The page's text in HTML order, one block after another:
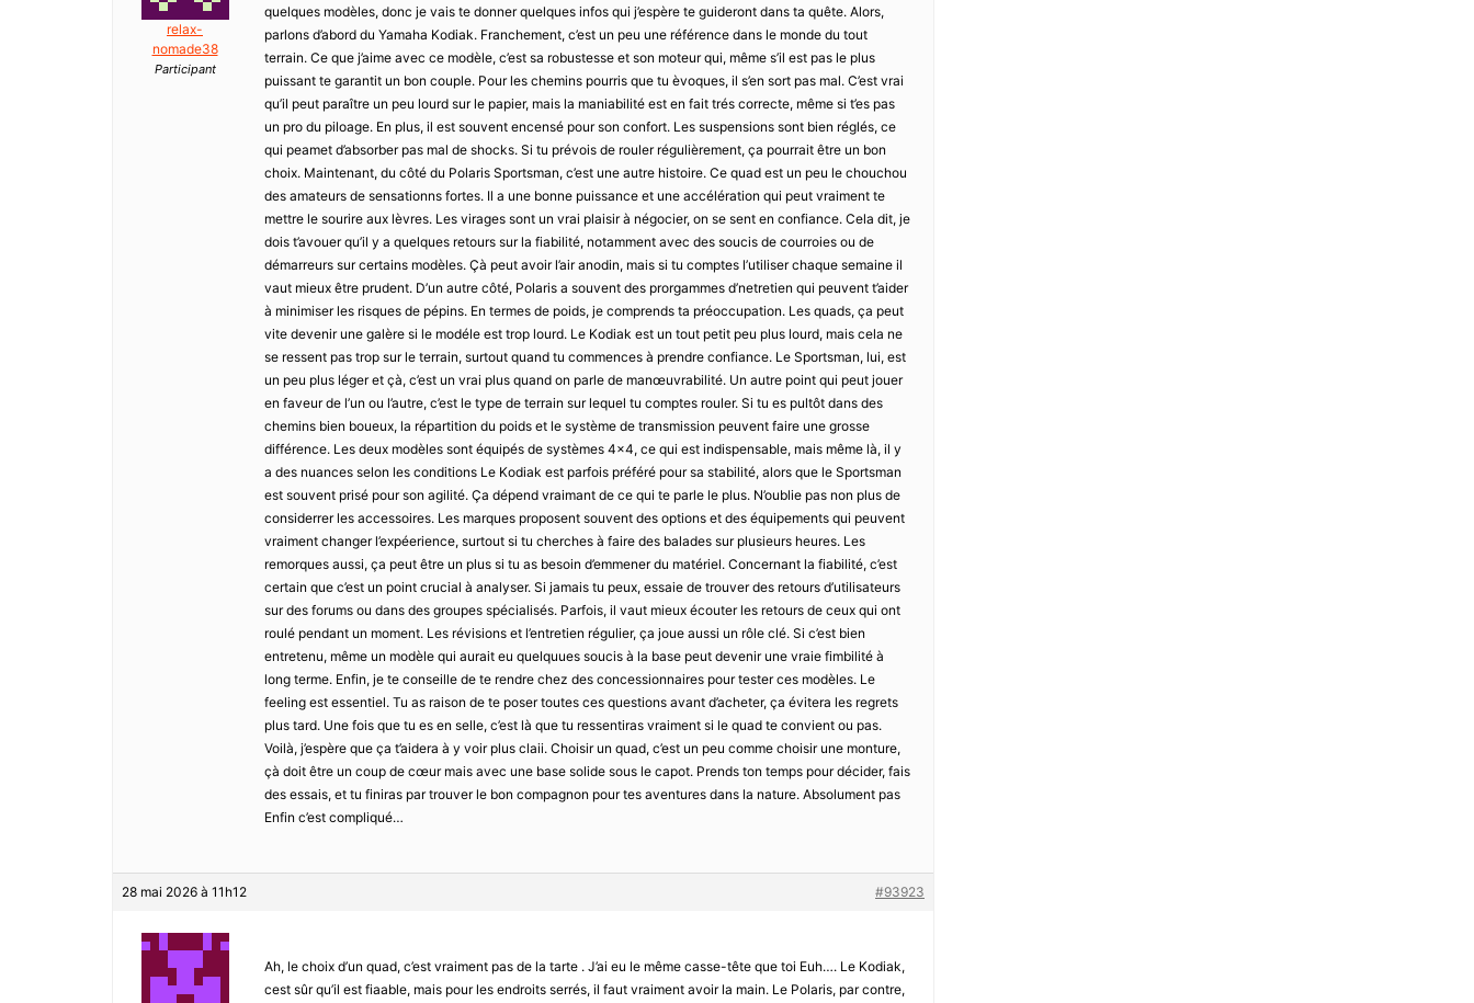
relax-
nomade38
Participant
quelques modèles, donc je vais te donner quelques infos qui j’espère te guideront dans ta quête. Alors,
parlons d’abord du Yamaha Kodiak. Franchement, c’est un peu une référence dans le monde du tout
terrain. Ce que j’aime avec ce modèle, c’est sa robustesse et son moteur qui, même s’il est pas le plus
puissant te garantit un bon couple. Pour les chemins pourris que tu èvoques, il s’en sort pas mal. C’est vrai
qu’il peut paraître un peu lourd sur le papier, mais la maniabilité est en fait trés correcte, même si t’es pas
un pro du piloage. En plus, il est souvent encensé pour son confort. Les suspensions sont bien réglés, ce
qui peamet d’absorber pas mal de shocks. Si tu prévois de rouler régulièrement, ça pourrait être un bon
choix. Maintenant, du côté du Polaris Sportsman, c’est une autre histoire. Ce quad est un peu le chouchou
des amateurs de sensationns fortes. Il a une bonne puissance et une accélération qui peut vraiment te
mettre le sourire aux lèvres. Les virages sont un vrai plaisir à négocier, on se sent en confiance. Cela dit, je
dois t’avouer qu’il y a quelques retours sur la fiabilité, notamment avec des soucis de courroies ou de
démarreurs sur certains modèles. Çà peut avoir l’air anodin, mais si tu comptes l’utiliser chaque semaine il
vaut mieux être prudent. D’un autre côté, Polaris a souvent des prorgammes d’netretien qui peuvent t’aider
à minimiser les risques de pépins. En termes de poids, je comprends ta préoccupation. Les quads, ça peut
vite devenir une galère si le modéle est trop lourd. Le Kodiak est un tout petit peu plus lourd, mais cela ne
se ressent pas trop sur le terrain, surtout quand tu commences à prendre confiance. Le Sportsman, lui, est
un peu plus léger et çà, c’est un vrai plus quand on parle de manœuvrabilité. Un autre point qui peut jouer
en faveur de l’un ou l’autre, c’est le type de terrain sur lequel tu comptes rouler. Si tu es pultôt dans des
chemins bien boueux, la répartition du poids et le système de transmission peuvent faire une grosse
différence. Les deux modèles sont équipés de systèmes 4×4, ce qui est indispensable, mais même là, il y
a des nuances selon les conditions Le Kodiak est parfois préféré pour sa stabilité, alors que le Sportsman
est souvent prisé pour son agilité. Ça dépend vraimant de ce qui te parle le plus. N’oublie pas non plus de
considerrer les accessoires. Les marques proposent souvent des options et des équipements qui peuvent
vraiment changer l’expéerience, surtout si tu cherches à faire des balades sur plusieurs heures. Les
remorques aussi, ça peut être un plus si tu as besoin d’emmener du matériel. Concernant la fiabilité, c’est
certain que c’est un point crucial à analyser. Si jamais tu peux, essaie de trouver des retours d’utilisateurs
sur des forums ou dans des groupes spécialisés. Parfois, il vaut mieux écouter les retours de ceux qui ont
roulé pendant un moment. Les révisions et l’entretien régulier, ça joue aussi un rôle clé. Si c’est bien
entretenu, même un modèle qui aurait eu quelquues soucis à la base peut devenir une vraie fimbilité à
long terme. Enfin, je te conseille de te rendre chez des concessionnaires pour tester ces modèles. Le
feeling est essentiel. Tu as raison de te poser toutes ces questions avant d’acheter, ça évitera les regrets
plus tard. Une fois que tu es en selle, c’est là que tu ressentiras vraiment si le quad te convient ou pas.
Voilà, j’espère que ça t’aidera à y voir plus claii. Choisir un quad, c’est un peu comme choisir une monture,
çà doit être un coup de cœur mais avec une base solide sous le capot. Prends ton temps pour décider, fais
des essais, et tu finiras par trouver le bon compagnon pour tes aventures dans la nature. Absolument pas
Enfin c’est compliqué…
28 mai 2026 à 11h12 #93923
Ah, le choix d’un quad, c’est vraiment pas de la tarte . J’ai eu le même casse-tête que toi Euh…. Le Kodiak,
cest sûr qu’il est fiaable, mais pour les endroits serrés, il faut vraiment avoir la main. Le Polaris, par contre,